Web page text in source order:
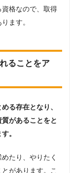
格なので、取得
ます。
ることをア
る存在となり、
があることをと
。
たり、やりたく
があります。こ